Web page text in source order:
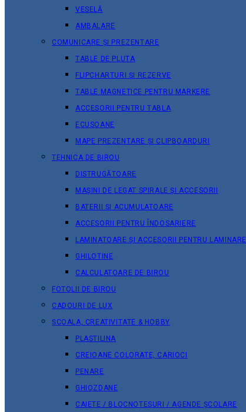
VESELĂ
AMBALARE
COMUNICARE ȘI PREZENTARE
TABLE DE PLUTA
FLIPCHARTURI ȘI REZERVE
TABLE MAGNETICE PENTRU MARKERE
ACCESORII PENTRU TABLA
ECUSOANE
MAPE PREZENTARE ȘI CLIPBOARDURI
TEHNICA DE BIROU
DISTRUGĂTOARE
MAȘINI DE LEGAT SPIRALE ȘI ACCESORII
BATERII ȘI ACUMULATOARE
ACCESORII PENTRU ÎNDOSARIERE
LAMINATOARE ȘI ACCESORII PENTRU LAMINARE
GHILOTINE
CALCULATOARE DE BIROU
FOTOLII DE BIROU
CADOURI DE LUX
ȘCOALA, CREATIVITATE & HOBBY
PLASTILINA
CREIOANE COLORATE, CARIOCI
PENARE
GHIOZDANE
CAIETE / BLOCNOTESURI / AGENDE ȘCOLARE